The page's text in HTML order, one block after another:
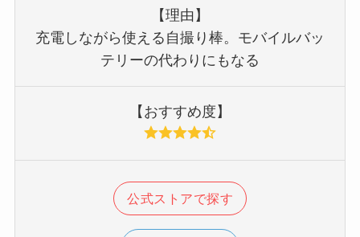
【理由】
充電しながら使える自撮り棒。モバイルバッ
テリーの代わりにもなる
【おすすめ度】
公式ストアで探す